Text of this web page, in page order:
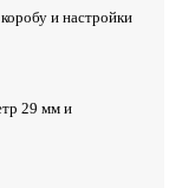
и настройки
29 мм и